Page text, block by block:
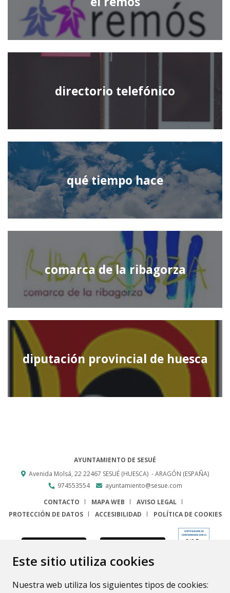
Este sitio utiliza cookies
Nuestra web utiliza los siguientes tipos de cookies:
directorio telefónico
qué tiempo hace
comarca de la ribagorza
diputación provincial de huesca
AYUNTAMIENTO DE SESUÉ
Avenida Molsá, 2222467 SESUÉ (HUESCA) - ARAGÓN (ESPAÑA)
974553554
ayuntamiento@sesue.com
CONTACTO
MAPA WEB
AVISO LEGAL
PROTECCIÓN DE DATOS
ACCESIBILIDAD POLÍTICA DE COOKIES